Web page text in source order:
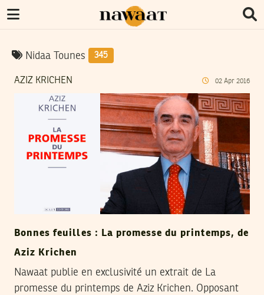
Nidaa Tounes 345
AZIZ KRICHEN 02 Apr 2016
Bonnes feuilles : La promesse du printemps, de
Aziz Krichen
Nawaat publie en exclusivité un extrait de La
promesse du printemps de Aziz Krichen. Opposant